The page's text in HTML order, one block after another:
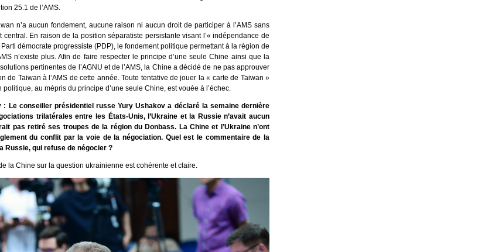
25.1 de l’AMS.
n’a aucun fondement, aucune raison ni aucun droit de participer à l’AMS sans
central. En raison de la position séparatiste persistante visant l’« indépendance de
démocrate progressiste (PDP), le fondement politique permettant à la région de
n’existe plus. Afin de faire respecter le principe d’une seule Chine ainsi que la
pertinentes de l’AGNU et de l’AMS, la Chine a décidé de ne pas approuver
de Taiwan à l’AMS de cette année. Toute tentative de jouer la « carte de Taiwan »
au mépris du principe d’une seule Chine, est vouée à l’échec.
: Le conseiller présidentiel russe Yury Ushakov a déclaré la semaine dernière
trilatérales entre les États-Unis, l’Ukraine et la Russie n’avait aucun
pas retiré ses troupes de la région du Donbass. La Chine et l’Ukraine n’ont
du conflit par la voie de la négociation. Quel est le commentaire de la
Russie, qui refuse de négocier ?
la Chine sur la question ukrainienne est cohérente et claire.